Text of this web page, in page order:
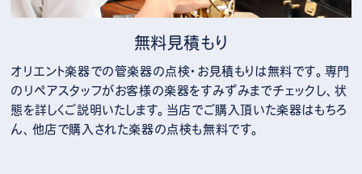
無料見積もり
オリエント楽器での管楽器の点検・お見積もりは無料です。専門
のリペアスタッフがお客様の楽器をすみずみまでチェックし、状
態を詳しくご説明いたします。当店でご購入頂いた楽器はもちろ
ん、他店で購入された楽器の点検も無料です。